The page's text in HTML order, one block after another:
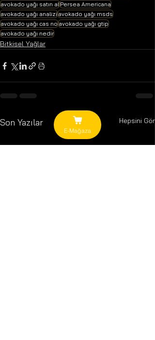
avokado yağı satın alPersea Americana
avokado yağı analiziavokado yağı msds
avokado yağı cas noavokado yağı gtip
avokado yağı nedir
Bitkisel Yağlar
Son Yazılar Hepsini Gör
E-Mağaza